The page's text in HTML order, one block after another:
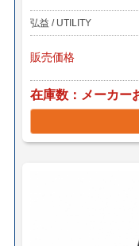
弘益 / UTILITY
販売価格
在庫数 メーカー